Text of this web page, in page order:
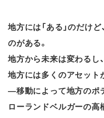
地方には「ある」のだけど
のがある。
地方から未来は変わるし
地方には多くのアセット
―移動によって地方のポ
ローランドベルガーの